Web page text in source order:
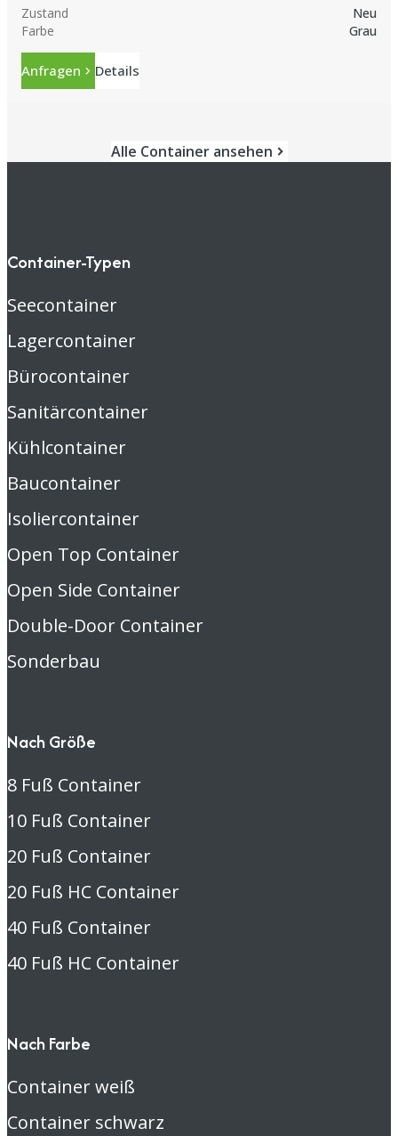
Zustand
Neu
Farbe
Grau
Anfragen Details
Alle Container ansehen
Container-Typen
Seecontainer
Lagercontainer
Bürocontainer
Sanitärcontainer
Kühlcontainer
Baucontainer
Isoliercontainer
Open Top Container
Open Side Container
Double-Door Container
Sonderbau
Nach Größe
8 Fuß Container
10 Fuß Container
20 Fuß Container
20 Fuß HC Container
40 Fuß Container
40 Fuß HC Container
Nach Farbe
Container weiß
Container schwarz